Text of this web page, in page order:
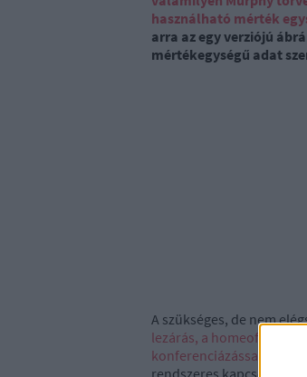
használható mérték
arra az egy verziójú
mértékegységű adat
A szükséges, de nem
lezárás, a homeoffice
konferenciázással
, az
rendszeres